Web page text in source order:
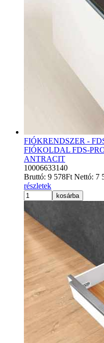
FIÓKRENDSZER -
FIÓKOLDAL FDS-
ANTRACIT
10006633140
Bruttó: 9 578Ft Nettó: 7
részletek
kosárba